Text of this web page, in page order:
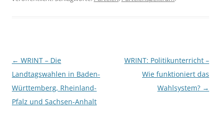
Beitragsnavigation
← WRINT – Die
Landtagswahlen in Baden-
Württemberg, Rheinland-
Pfalz und Sachsen-Anhalt
WRINT: Politikunterricht –
Wie funktioniert das
Wahlsystem? →